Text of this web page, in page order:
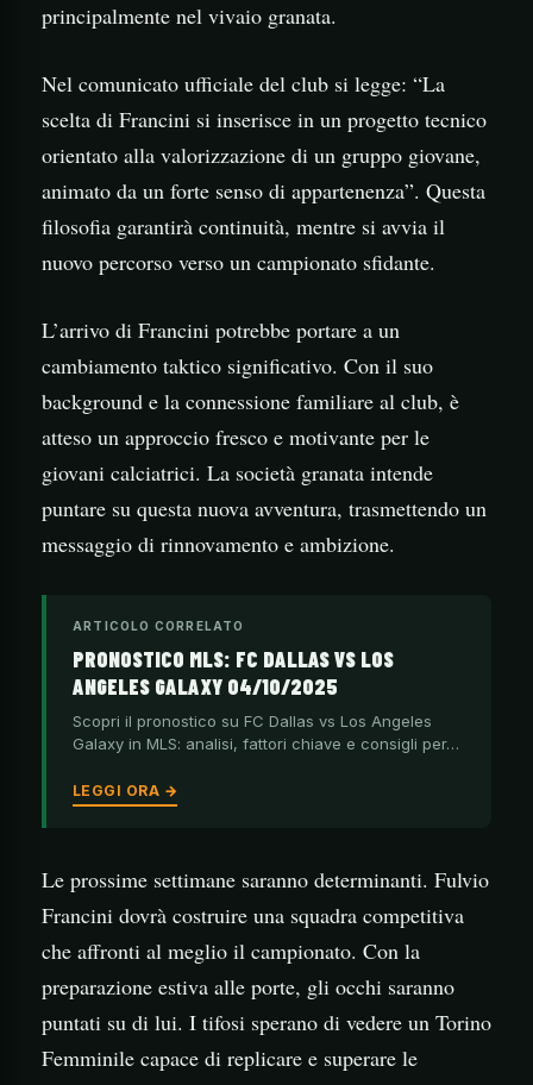
principalmente nel vivaio granata.
Nel comunicato ufficiale del club si legge: “La
scelta di Francini si inserisce in un progetto tecnico
orientato alla valorizzazione di un gruppo giovane,
animato da un forte senso di appartenenza”. Questa
filosofia garantirà continuità, mentre si avvia il
nuovo percorso verso un campionato sfidante.
L’arrivo di Francini potrebbe portare a un
cambiamento taktico significativo. Con il suo
background e la connessione familiare al club, è
atteso un approccio fresco e motivante per le
giovani calciatrici. La società granata intende
puntare su questa nuova avventura, trasmettendo un
messaggio di rinnovamento e ambizione.
ARTICOLO CORRELATO
PRONOSTICO MLS: FC DALLAS VS LOS
ANGELES GALAXY 04/10/2025
Scopri il pronostico su FC Dallas vs Los Angeles
Galaxy in MLS: analisi, fattori chiave e consigli per…
LEGGI ORA →
Le prossime settimane saranno determinanti. Fulvio
Francini dovrà costruire una squadra competitiva
che affronti al meglio il campionato. Con la
preparazione estiva alle porte, gli occhi saranno
puntati su di lui. I tifosi sperano di vedere un Torino
Femminile capace di replicare e superare le